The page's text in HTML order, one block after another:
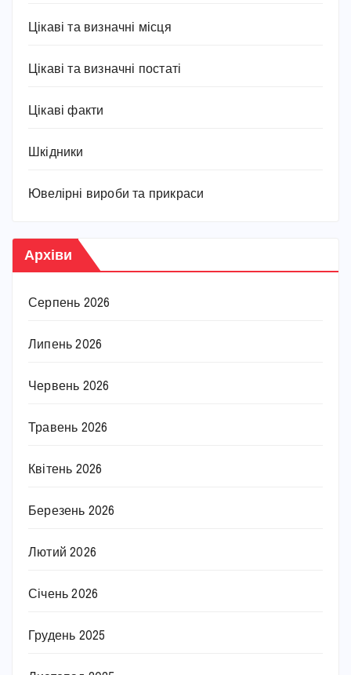
Цікаві та визначні місця
Цікаві та визначні постаті
Цікаві факти
Шкідники
Ювелірні вироби та прикраси
Архіви
Серпень 2026
Липень 2026
Червень 2026
Травень 2026
Квітень 2026
Березень 2026
Лютий 2026
Січень 2026
Грудень 2025